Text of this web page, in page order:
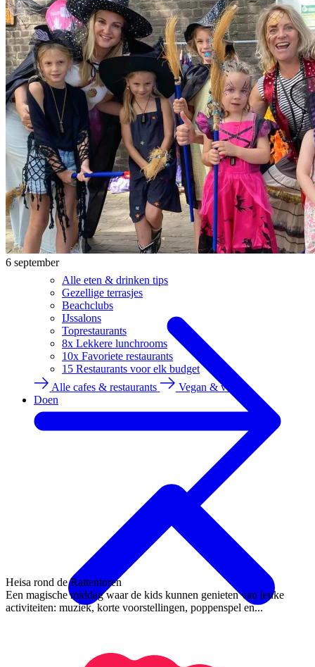
Alle eten & drinken tips
Gezellige terrasjes
Beachclubs
IJssalons
Toprestaurants
8x Lekkere lunchrooms
10x Favoriete restaurants
15 Restaurants voor elk budget
Alle cafes & restaurants
Vegan & vega
Doen
6 september
Heisa rond de Rattentoren
Een magische middag waar de kids kunnen genieten van leuke
activiteiten: muziek, korte voorstellingen, poppenspel en...